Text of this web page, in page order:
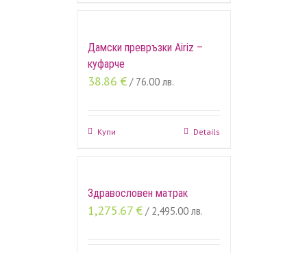
Дамски превръзки Airiz –
куфарче
38.86 € / 76.00 лв.
Купи Details
Здравословен матрак
1,275.67 € / 2,495.00 лв.